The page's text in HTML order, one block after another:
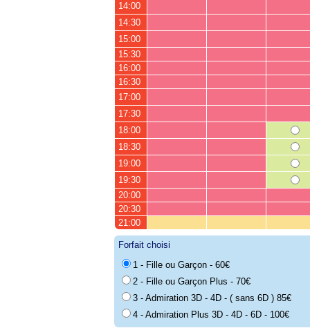
14:00
14:30
15:00
15:30
16:00
16:30
17:00
17:30
18:00
18:30
19:00
19:30
20:00
20:30
21:00
Forfait choisi
1 - Fille ou Garçon - 60€
2 - Fille ou Garçon Plus - 70€
3 - Admiration 3D - 4D - ( sans 6D ) 85€
4 - Admiration Plus 3D - 4D - 6D - 100€